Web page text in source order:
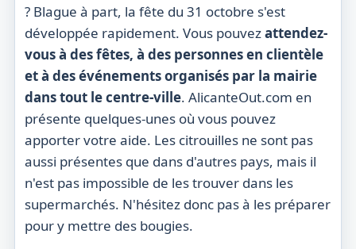
? Blague à part, la fête du 31 octobre s'est
développée rapidement. Vous pouvezattendez-
vous à des fêtes, à des personnes en clientèle
et à des événements organisés par la mairie
dans tout le centre-ville. AlicanteOut.com en
présente quelques-unes où vous pouvez
apporter votre aide. Les citrouilles ne sont pas
aussi présentes que dans d'autres pays, mais il
n'est pas impossible de les trouver dans les
supermarchés. N'hésitez donc pas à les préparer
pour y mettre des bougies.